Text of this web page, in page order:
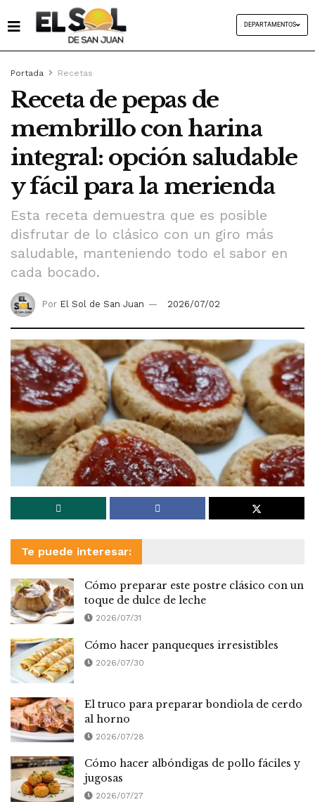
DEPARTAMENTOS
Portada Recetas
Receta de pepas de
membrillo con harina
integral: opción saludable
y fácil para la merienda
Esta receta demuestra que es posible
disfrutar de lo clásico con un giro más
saludable, manteniendo todo el sabor en
cada bocado.
Por El Sol de San Juan 2026/07/02
Te puede interesar:
Cómo preparar este postre clásico con un
toque de dulce de leche
2026/07/31
Cómo hacer panqueques irresistibles
2026/07/30
El truco para preparar bondiola de cerdo
al horno
2026/07/28
Cómo hacer albóndigas de pollo fáciles y
jugosas
2026/07/27